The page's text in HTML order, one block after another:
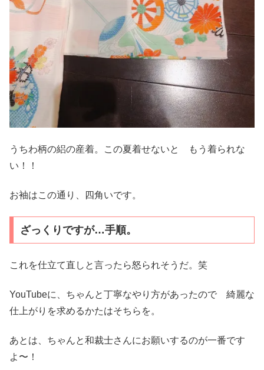
うちわ柄の絽の産着。この夏着せないと もう着られな
い！！
お袖はこの通り、四角いです。
ざっくりですが…手順。
これを仕立て直しと言ったら怒られそうだ。笑
YouTubeに、ちゃんと丁寧なやり方があったので 綺麗な
仕上がりを求めるかたはそちらを。
あとは、ちゃんと和裁士さんにお願いするのが一番です
よ〜！